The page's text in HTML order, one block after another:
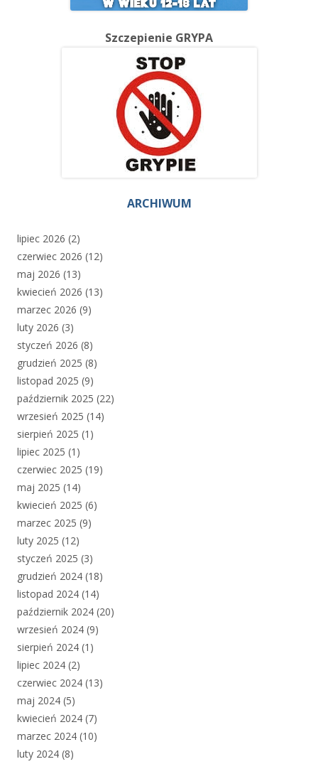
Szczepienie GRYPA
ARCHIWUM
lipiec 2026 (2)
czerwiec 2026 (12)
maj 2026 (13)
kwiecień 2026 (13)
marzec 2026 (9)
luty 2026 (3)
styczeń 2026 (8)
grudzień 2025 (8)
listopad 2025 (9)
październik 2025 (22)
wrzesień 2025 (14)
sierpień 2025 (1)
lipiec 2025 (1)
czerwiec 2025 (19)
maj 2025 (14)
kwiecień 2025 (6)
marzec 2025 (9)
luty 2025 (12)
styczeń 2025 (3)
grudzień 2024 (18)
listopad 2024 (14)
październik 2024 (20)
wrzesień 2024 (9)
sierpień 2024 (1)
lipiec 2024 (2)
czerwiec 2024 (13)
maj 2024 (5)
kwiecień 2024 (7)
marzec 2024 (10)
luty 2024 (8)